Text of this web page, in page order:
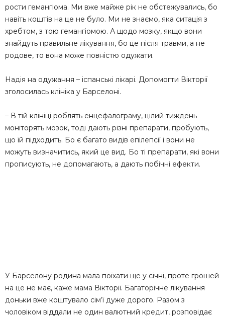
рости гемангіома. Ми вже майже рік не обстежувались, бо
навіть коштів на це не було. Ми не знаємо, яка ситація з
хребтом, з тою гемангіомою. А щодо мозку, якщо вони
знайдуть правильне лікування, бо це після травми, а не
родове, то вона може повністю одужати.
Надія на одужання – іспанські лікарі. Допомогти Вікторії
зголосилась клініка у Барселоні.
– В тій клініці роблять енцефалограму, цілий тиждень
моніторять мозок, тоді дають різні препарати, пробують,
що їй підходить. Бо є багато видів епілепсії і вони не
можуть визначитись, який це вид. Бо ті препарати, які вони
прописують, не допомагають, а дають побічні ефекти.
У Барселону родина мала поїхати ще у січні, проте грошей
на це не має, каже мама Вікторії. Багаторічне лікування
доньки вже коштувало сім’ї дуже дорого. Разом з
чоловіком віддали не один валютний кредит, розповідає